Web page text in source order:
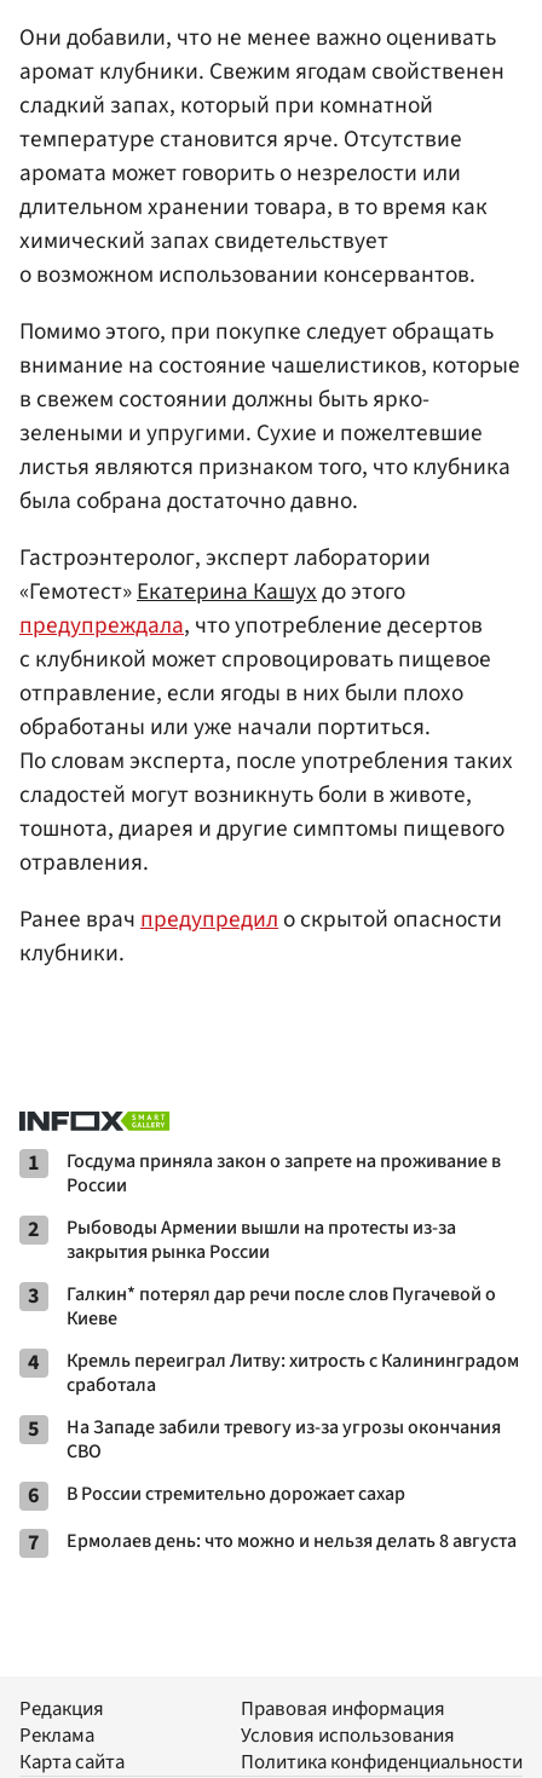
Они добавили, что не менее важно оценивать
аромат клубники. Свежим ягодам свойственен
сладкий запах, который при комнатной
температуре становится ярче. Отсутствие
аромата может говорить о незрелости или
длительном хранении товара, в то время как
химический запах свидетельствует
о возможном использовании консервантов.
Помимо этого, при покупке следует обращать
внимание на состояние чашелистиков, которые
в свежем состоянии должны быть ярко-
зелеными и упругими. Сухие и пожелтевшие
листья являются признаком того, что клубника
была собрана достаточно давно.
Гастроэнтеролог, эксперт лаборатории
«Гемотест»Екатерина Кашухдо этого
предупреждала, что употребление десертов
с клубникой может спровоцировать пищевое
отправление, если ягоды в них были плохо
обработаны или уже начали портиться.
По словам эксперта, после употребления таких
сладостей могут возникнуть боли в животе,
тошнота, диарея и другие симптомы пищевого
отравления.
Ранее врачпредупредило скрытой опасности
клубники.
1
Госдума приняла закон о запрете на проживание в
России
2
Рыбоводы Армении вышли на протесты из-за
закрытия рынка России
3
Галкин* потерял дар речи после слов Пугачевой о
Киеве
4
Кремль переиграл Литву: хитрость с Калининградом
сработала
5
На Западе забили тревогу из-за угрозы окончания
СВО
6 В России стремительно дорожает сахар
7 Ермолаев день: что можно и нельзя делать 8 августа
Редакция
Реклама
Карта сайта
Правовая информация
Условия использования
Политика конфиденциальности